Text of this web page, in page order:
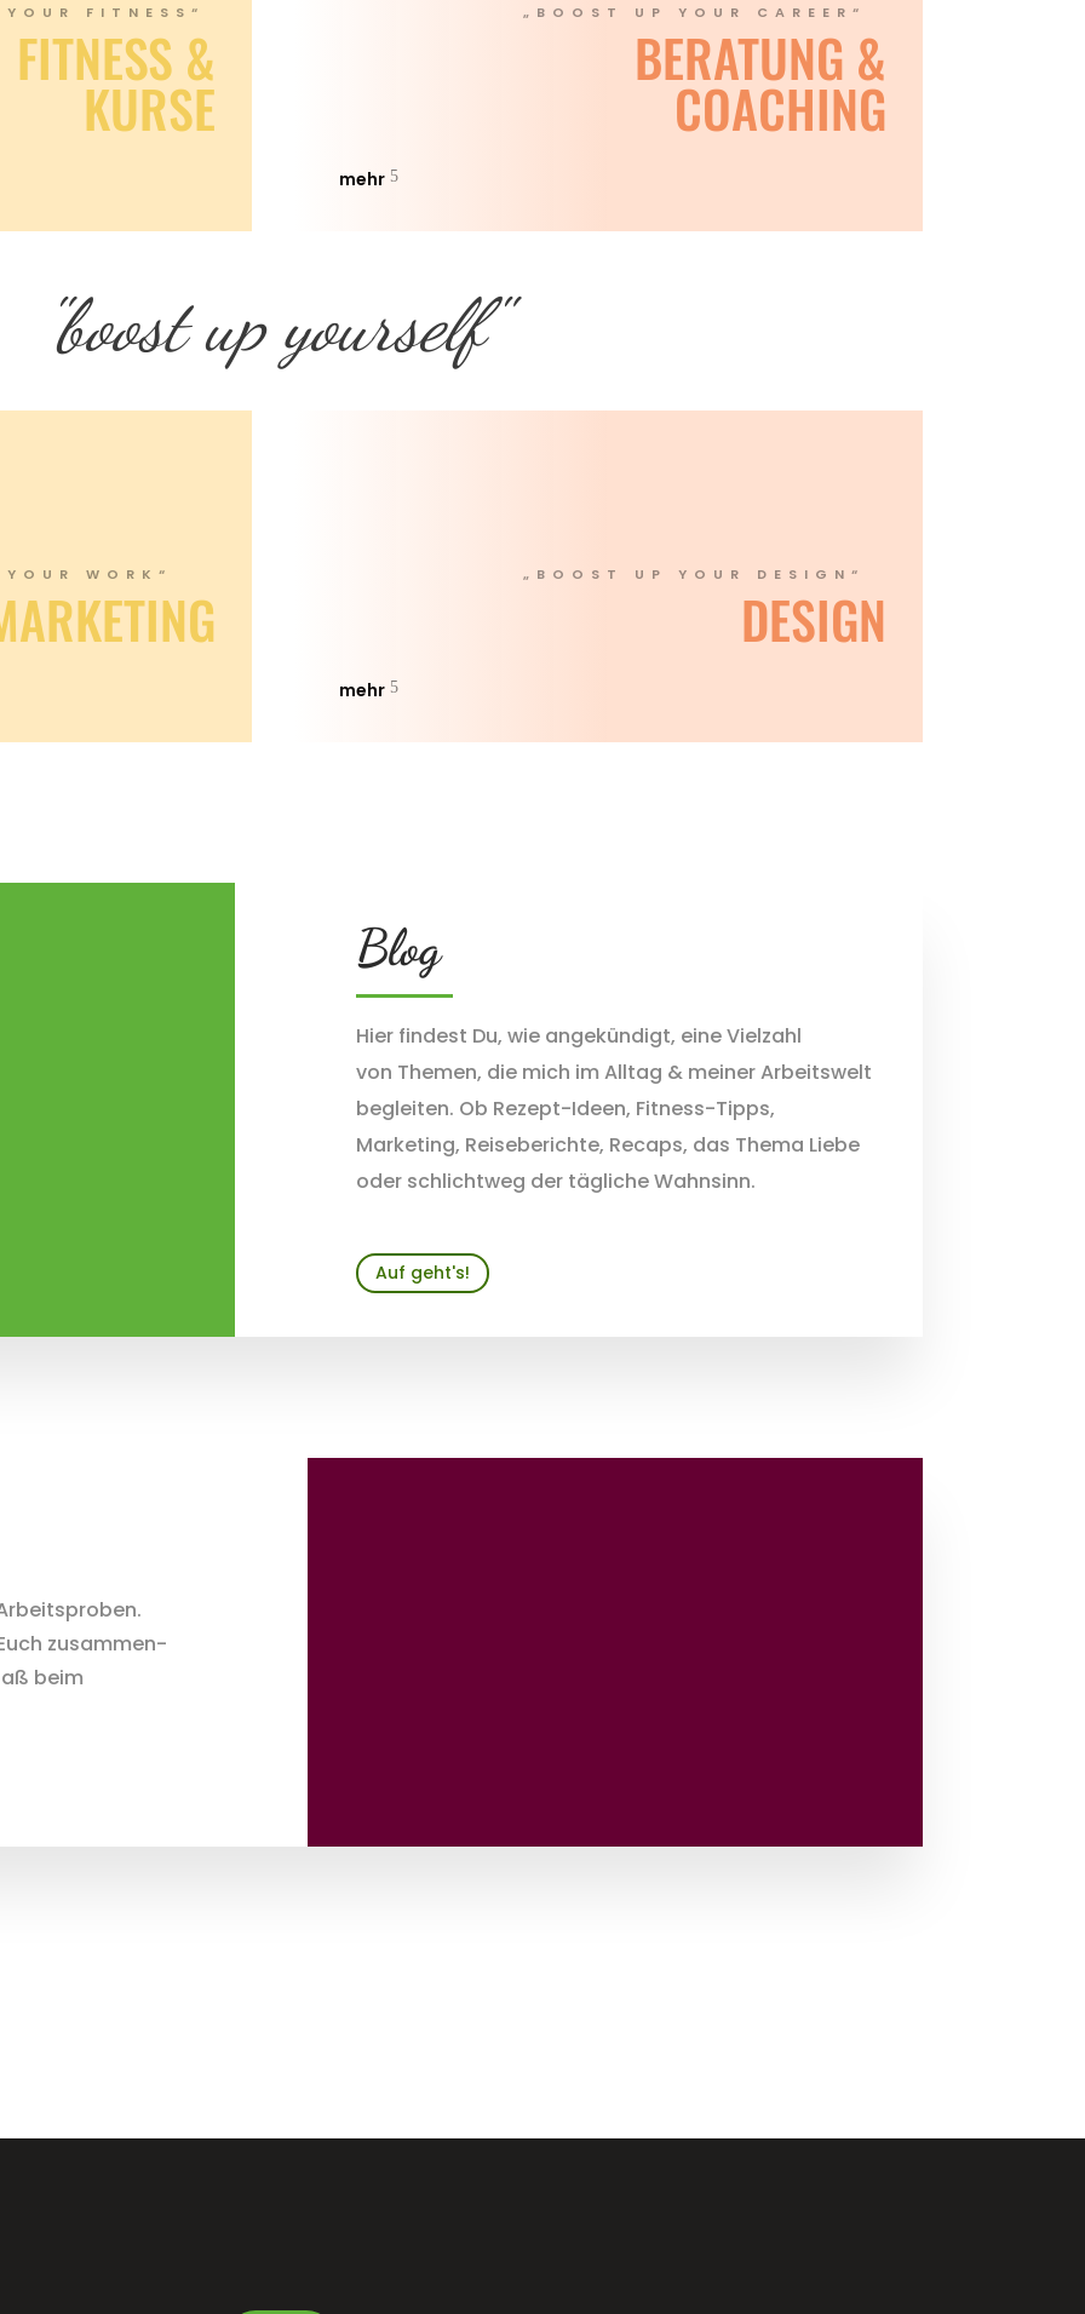
FITNESS“
FITNESS &
KURSE
„BOOST UP YOUR CAREER“
BERATUNG &
COACHING
mehr
"boost up yourself"
WORK“ „BOOST UP YOUR DESIGN“
DESIGN
mehr
Blog
Hier findest Du, wie angekündigt, eine Vielzahl
von Themen, die mich im Alltag & meiner Arbeitswelt
begleiten. Ob Rezept-Ideen, Fitness-Tipps,
Marketing, Reiseberichte, Recaps, das Thema Liebe
oder schlichtweg der tägliche Wahnsinn.
Auf geht's!
zusammen-
beim